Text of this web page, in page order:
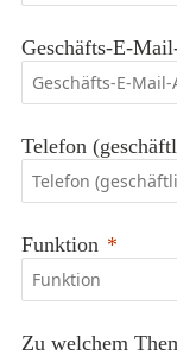
Geschäfts-E-
Telefon
Funktion
Zu welchem